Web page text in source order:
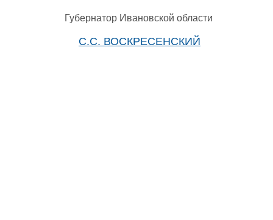
Губернатор Ивановской области
С.С. ВОСКРЕСЕНСКИЙ